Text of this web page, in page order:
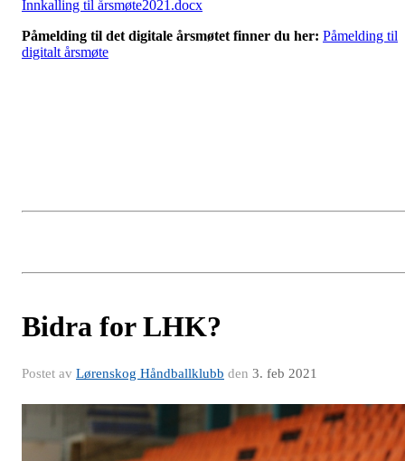
Innkalling til årsmøte2021.docx
Påmelding til det digitale årsmøtet finner du her: Påmelding til
digitalt årsmøte
Bidra for LHK?
Postet av Lørenskog Håndballklubb den 3. feb 2021